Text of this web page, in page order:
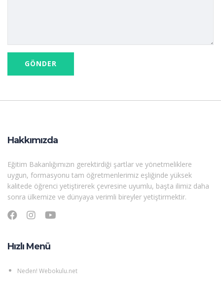
Hakkımızda
Eğitim Bakanlığımızın gerektirdiği şartlar ve yönetmeliklere
uygun, formasyonu tam öğretmenlerimiz eşliğinde yüksek
kalitede öğrenci yetiştirerek çevresine uyumlu, başta ilimiz daha
sonra ülkemize ve dünyaya verimli bireyler yetiştirmektir.
Hızlı Menü
Neden! Webokulu.net